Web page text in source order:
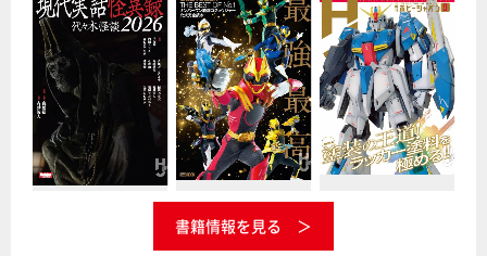
書籍情報を見る